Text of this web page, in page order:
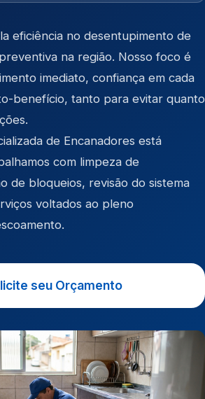
eficiência no desentupimento de
na região. Nosso foco é
imediato, confiança em cada
benefício, tanto para evitar quanto
de Encanadores está
com limpeza de
de bloqueios, revisão do sistema
voltados ao pleno
seu Orçamento